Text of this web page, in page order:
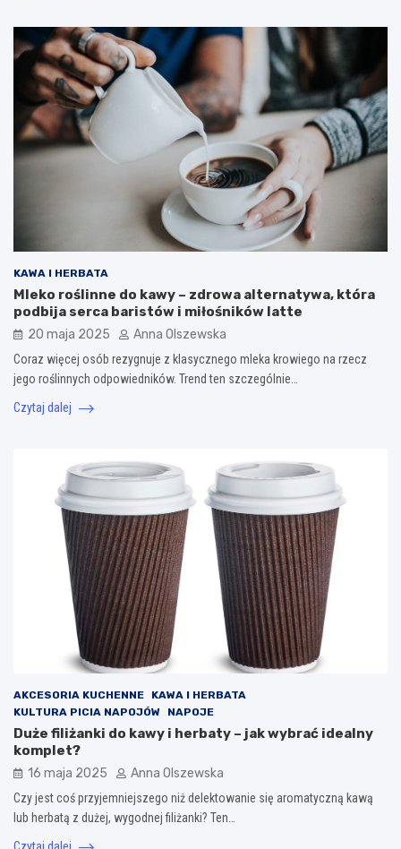
KAWA I HERBATA
Mleko roślinne do kawy – zdrowa alternatywa, która
podbija serca baristów i miłośników latte
20 maja 2025 Anna Olszewska
Coraz więcej osób rezygnuje z klasycznego mleka krowiego na rzecz
jego roślinnych odpowiedników. Trend ten szczególnie…
Czytaj dalej
AKCESORIA KUCHENNE
KAWA I HERBATA
KULTURA PICIA NAPOJÓW
NAPOJE
Duże filiżanki do kawy i herbaty – jak wybrać idealny
komplet?
16 maja 2025 Anna Olszewska
Czy jest coś przyjemniejszego niż delektowanie się aromatyczną kawą
lub herbatą z dużej, wygodnej filiżanki? Ten…